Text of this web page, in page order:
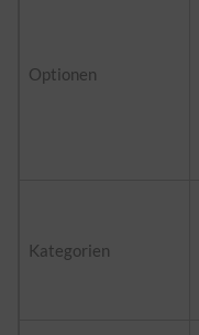
Optionen
Kategorien